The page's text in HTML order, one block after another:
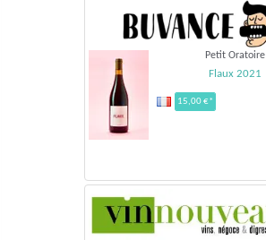
Petit Oratoire
Flaux 2021
15,00 €*